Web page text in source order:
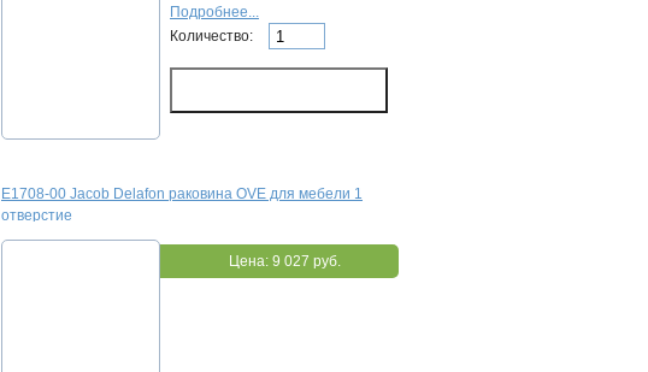
Подробнее...
Количество:
E1708-00 Jacob Delafon раковина OVE для мебели 1
отверстие
Цена: 9 027 руб.